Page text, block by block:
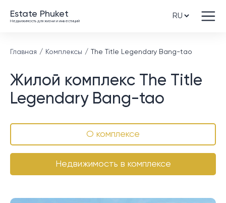
Estate Phuket
Недвижимость для жизни и инвестиций
Главная Комплексы The Title Legendary Bang-tao
Жилой комплекс The Title
Legendary Bang-tao
О комплексе
Недвижимость в комплексе